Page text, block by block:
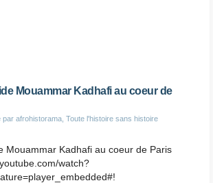
Mouammar Kadhafi au coeur de
par afrohistorama, Toute l'histoire sans histoire
Mouammar Kadhafi au coeur de Paris
watch?